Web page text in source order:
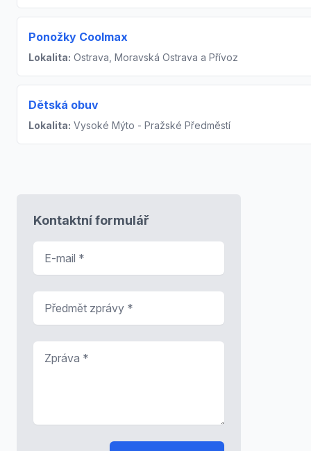
Ponožky Coolmax
Lokalita: Ostrava, Moravská Ostrava a Přívoz
Dětská obuv
Lokalita: Vysoké Mýto - Pražské Předměstí
Kontaktní formulář